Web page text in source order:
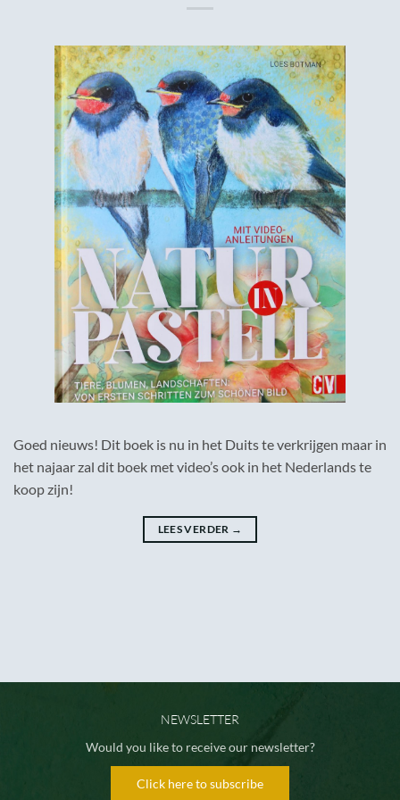
Goed nieuws! Dit boek is nu in het Duits te verkrijgen maar in
het najaar zal dit boek met video’s ook in het Nederlands te
koop zijn!
LEES VERDER →
NEWSLETTER
Would you like to receive our newsletter?
Click here to subscribe